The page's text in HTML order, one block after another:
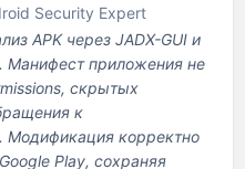
Security Expert
APK через JADX-GUI и
Манифест приложения не
скрытых
к
Модификация корректно
Play, сохраняя